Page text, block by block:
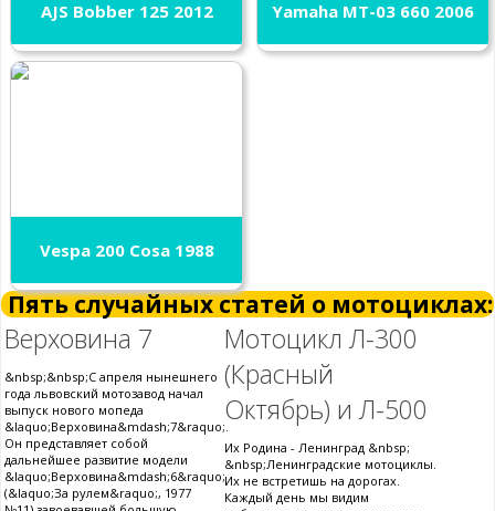
AJS Bobber 125 2012 Yamaha MT-03 660 2006
Vespa 200 Cosa 1988
Пять случайных статей о мотоциклах:
Верховина 7
&nbsp;&nbsp;С апреля нынешнего
года львовский мотозавод начал
выпуск нового мопеда
&laquo;Верховина&mdash;7&raquo;.
Он представляет собой
дальнейшее развитие модели
&laquo;Верховина&mdash;6&raquo;
(&laquo;За рулем&raquo;, 1977
Мотоцикл Л-300
(Красный
Октябрь) и Л-500
Их Родина - Ленинград &nbsp;
&nbsp;Ленинградские мотоциклы.
Их не встретишь на дорогах.
Каждый день мы видим